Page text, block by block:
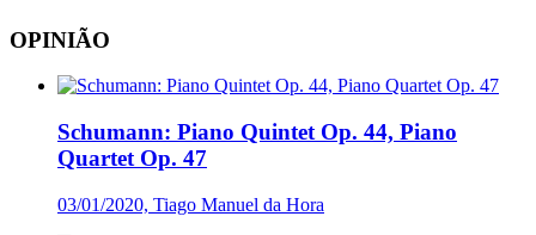
OPINIÃO
Schumann: Piano Quintet Op. 44, Piano
Quartet Op. 47
03/01/2020, Tiago Manuel da Hora